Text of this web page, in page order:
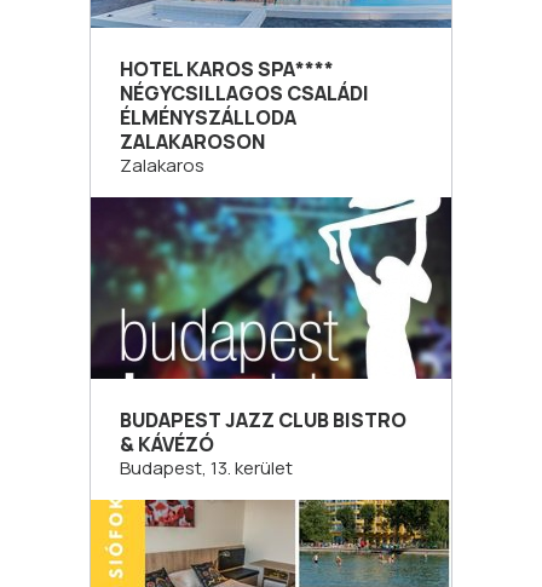
HOTEL KAROS SPA****
NÉGYCSILLAGOS CSALÁDI
ÉLMÉNYSZÁLLODA
ZALAKAROSON
Zalakaros
BUDAPEST JAZZ CLUB BISTRO
& KÁVÉZÓ
Budapest, 13. kerület